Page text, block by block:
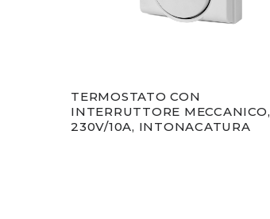
TERMOSTATO CON
INTERRUTTORE MECCANICO,
230V/10A, INTONACATURA